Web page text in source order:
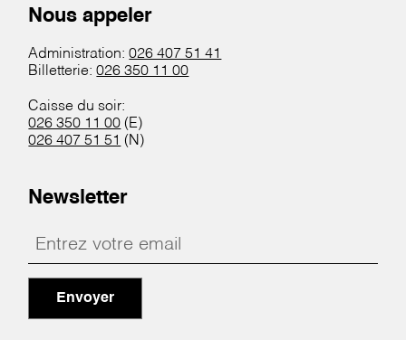
Nous appeler
Administration:026 407 51 41
Billetterie:026 350 11 00
Caisse du soir:
026 350 11 00 (E)
026 407 51 51 (N)
Newsletter
Envoyer